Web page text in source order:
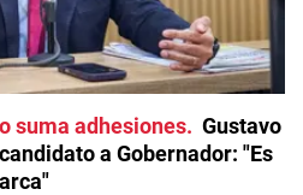
suma adhesiones
Gustavo
a Gobernador: "Es